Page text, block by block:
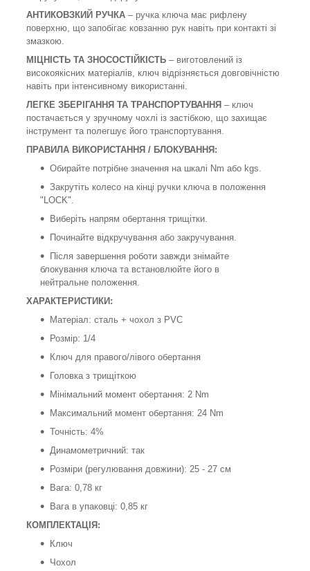
АНТИКОВЗКИЙ РУЧКА – ручка ключа має рифлену
поверхню, що запобігає ковзанню рук навіть при контакті зі
змазкою.
МІЦНІСТЬ ТА ЗНОСОСТІЙКІСТЬ – виготовлений із
високоякісних матеріалів, ключ відрізняється довговічністю
навіть при інтенсивному використанні.
ЛЕГКЕ ЗБЕРІГАННЯ ТА ТРАНСПОРТУВАННЯ – ключ
постачається у зручному чохлі із застібкою, що захищає
інструмент та полегшує його транспортування.
ПРАВИЛА ВИКОРИСТАННЯ / БЛОКУВАННЯ:
Обирайте потрібне значення на шкалі Nm або kgs.
Закрутіть колесо на кінці ручки ключа в положення
"LOCK".
Виберіть напрям обертання трищітки.
Починайте відкручування або закручування.
Після завершення роботи завжди знімайте
блокування ключа та встановлюйте його в
нейтральне положення.
ХАРАКТЕРИСТИКИ:
Матеріал: сталь + чохол з PVC
Розмір: 1/4
Ключ для правого/лівого обертання
Головка з трищіткою
Мінімальний момент обертання: 2 Nm
Максимальний момент обертання: 24 Nm
Точність: 4%
Динамометричний: так
Розміри (регулювання довжини): 25 - 27 см
Вага: 0,78 кг
Вага в упаковці: 0,85 кг
КОМПЛЕКТАЦІЯ:
Ключ
Чохол